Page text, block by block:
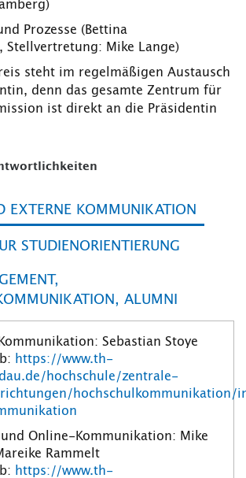
Prozesse (Bettina
Stellvertretung: Mike Lange)
steht im regelmäßigen Austausch
denn das gesamte Zentrum für
ist direkt an die Präsidentin
EXTERNE KOMMUNIKATION
STUDIENORIENTIERUNG
ALUMNI
Sebastian Stoye
https://www.th-
hochschule/zentrale-
hochschulkommunikation/
und Online-Kommunikation: Mike
Rammelt
https://www.th-